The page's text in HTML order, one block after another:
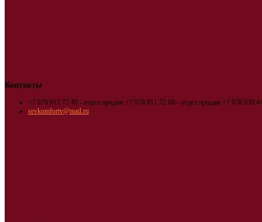
Контакты
+7 978 811 72 40 - отдел продаж +7 978 811 72 60 - отдел продаж +7 978 030
sevkomfortv@mail.ru